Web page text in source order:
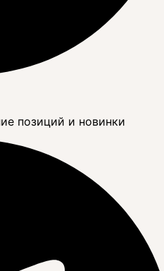
позиций и новинки